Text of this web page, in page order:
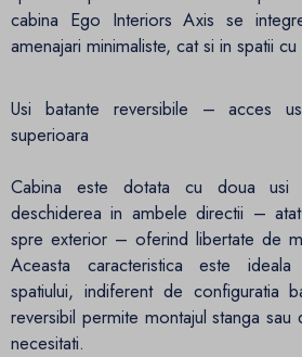
cabina Ego Interiors Axis se
amenajari minimaliste, cat si in spatii
Usi batante reversibile – acces
superioara
Cabina este dotata cu doua usi
deschiderea in ambele directii –
spre exterior – oferind libertate de
Aceasta caracteristica este
spatiului, indiferent de configuratia
reversibil permite montajul stanga
necesitati.